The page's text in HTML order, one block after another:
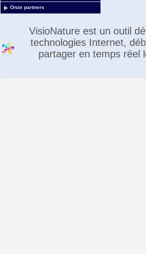
Onze partners
VisioNature est un outil
technologies Internet,
partager en temps réel